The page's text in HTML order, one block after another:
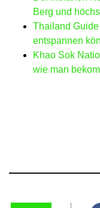
Berg und
Thailand
entspannen
Khao Sok
wie man